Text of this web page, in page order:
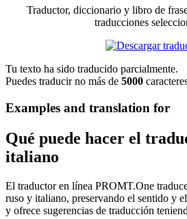
Traductor, diccionario y libro de
traducciones
Tu texto ha sido traducido parcialmente.
Puedes traducir no más de 5000
Examples and translation for
Qué puede hacer el
italiano
El traductor en línea PROMT.One
ruso y italiano, preservando el sentido y
y ofrece sugerencias de traducción